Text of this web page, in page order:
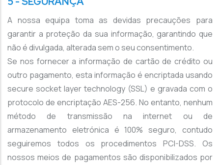
A nossa equipa toma as devidas precauções para
garantir a proteção da sua informação, garantindo que
não é divulgada, alterada sem o seu consentimento.
Se nos fornecer a informação de cartão de crédito ou
outro pagamento, esta informação é encriptada usando
secure socket layer technology (SSL) e gravada com o
protocolo de encriptação AES-256. No entanto, nenhum
método de transmissão na internet ou de
armazenamento eletrónica é 100% seguro, contudo
seguiremos todos os procedimentos PCI-DSS. Os
nossos meios de pagamentos são disponibilizados por